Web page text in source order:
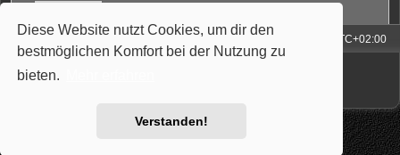
Diese Website nutzt Cookies, um dir den
bestmöglichen Komfort bei der Nutzung zu
bieten.
Verstanden!
UTC+02:00
Deutsche Übersetzung durch